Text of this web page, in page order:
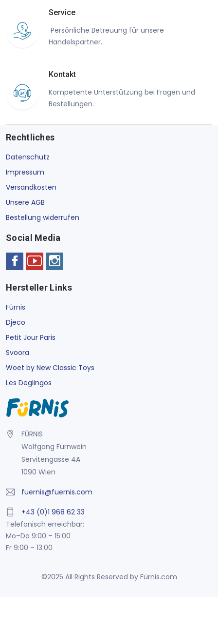
Service
Persönliche Betreuung für unsere
Handelspartner.
Kontakt
Kompetente Unterstützung bei Fragen und
Bestellungen.
Rechtliches
Datenschutz
Impressum
Versandkosten
Unsere AGB
Bestellung widerrufen
Social Media
Hersteller Links
Fürnis
Djeco
Petit Jour Paris
Svoora
Woet by New Classic Toys
Les Deglingos
FÜRNIS
Wolfgang Fürnwein
Servitengasse 4A
1090 Wien
fuernis@fuernis.com
+43 (0)1 968 62 33
Telefonisch erreichbar:
Mo–Do 9:00 – 15:00
Fr 9:00 – 13:00
©2025 All Rights Reserved by Fürnis.com